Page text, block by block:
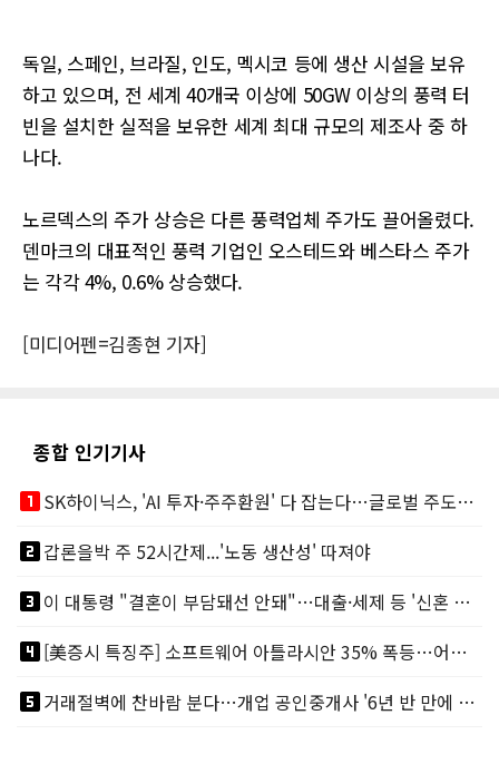
독일, 스페인, 브라질, 인도, 멕시코 등에 생산 시설을 보유
하고 있으며, 전 세계 40개국 이상에 50GW 이상의 풍력 터
빈을 설치한 실적을 보유한 세계 최대 규모의 제조사 중 하
나다.
노르덱스의 주가 상승은 다른 풍력업체 주가도 끌어올렸다.
덴마크의 대표적인 풍력 기업인 오스테드와 베스타스 주가
는 각각 4%, 0.6% 상승했다.
[미디어펜=김종현 기자]
종합 인기기사
looks_one
SK하이닉스, 'AI 투자·주주환원' 다 잡는다…글로벌 주도권 굳히기
looks_two갑론을박 주 52시간제...'노동 생산성' 따져야
looks_3
이 대통령 "결혼이 부담돼선 안돼"…대출·세제 등 '신혼 걸림돌' 제거
looks_4
[美증시 특징주] 소프트웨어 아틀라시안 35% 폭등…어닝서프, 투자의견 줄줄이 상향
looks_5
거래절벽에 찬바람 분다…개업 공인중개사 '6년 반 만에 최저'